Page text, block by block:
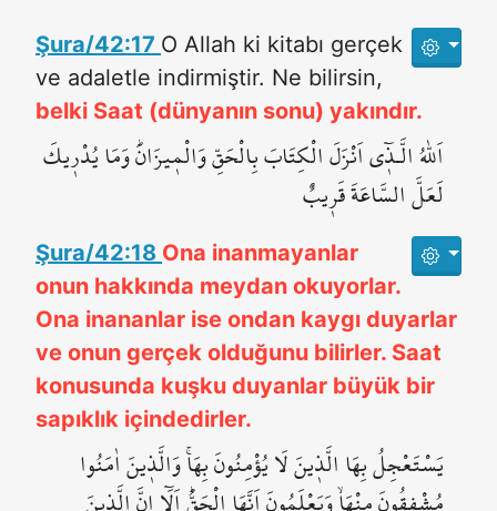
Şura/42:17 O Allah ki kitabı gerçek
ve adaletle indirmiştir. Ne bilirsin,
belki Saat (dünyanın sonu) yakındır.
اَللّٰهُ الَّـذ۪ٓي اَنْزَلَ الْكِتَابَ بِالْحَقِّ وَالْم۪يزَانَۜ وَمَا يُدْر۪يكَ
لَعَلَّ السَّاعَةَ قَر۪يبٌ
Şura/42:18 Ona inanmayanlar
onun hakkında meydan okuyorlar.
Ona inananlar ise ondan kaygı duyarlar
ve onun gerçek olduğunu bilirler. Saat
konusunda kuşku duyanlar büyük bir
sapıklık içindedirler.
يَسْتَعْجِلُ بِهَا الَّذ۪ينَ لَا يُؤْمِنُونَ بِهَاۚ وَالَّذ۪ينَ اٰمَنُوا